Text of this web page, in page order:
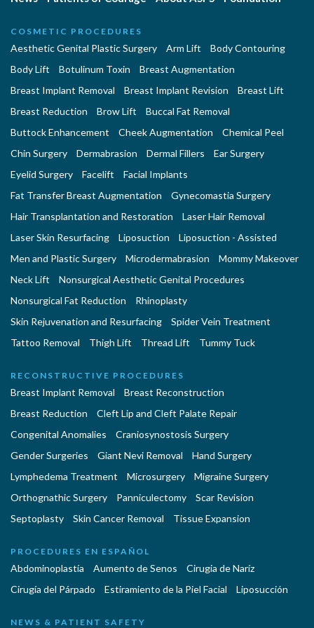
COSMETIC PROCEDURES
Aesthetic Genital Plastic Surgery Arm Lift
Body Contouring
Body Lift
Botulinum Toxin
Breast Augmentation
Breast Implant Removal
Breast Implant Revision
Breast Lift
Breast Reduction
Brow Lift
Buccal Fat Removal
Buttock Enhancement
Cheek Augmentation
Chemical Peel
Chin Surgery
Dermabrasion Dermal Fillers
Ear Surgery
Eyelid Surgery
Facelift
Facial Implants
Fat Transfer Breast Augmentation
Gynecomastia Surgery
Hair Transplantation and Restoration
Laser Hair Removal
Laser Skin Resurfacing
Liposuction
Liposuction - Assisted
Men and Plastic Surgery
Microdermabrasion
Mommy Makeover
Neck Lift
Nonsurgical Aesthetic Genital Procedures
Nonsurgical Fat Reduction
Rhinoplasty
Skin Rejuvenation and Resurfacing
Spider Vein Treatment
Tattoo Removal
Thigh Lift Thread Lift Tummy Tuck
RECONSTRUCTIVE PROCEDURES
Breast Implant Removal
Breast Reconstruction
Breast Reduction
Cleft Lip and Cleft Palate Repair
Congenital Anomalies
Craniosynostosis Surgery
Gender Surgeries
Giant Nevi Removal
Hand Surgery
Lymphedema Treatment
Microsurgery
Migraine Surgery
Orthognathic Surgery
Panniculectomy
Scar Revision
Septoplasty
Skin Cancer Removal Tissue Expansion
PROCEDURES EN ESPAÑOL
Abdominoplastía Aumento de Senos
Cirugia de Naríz
Cirugía del Párpado
Estiramiento de la Piel Facial Liposucción
NEWS & PATIENT SAFETY